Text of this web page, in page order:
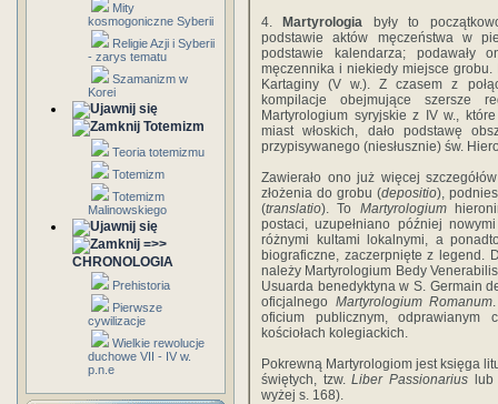
Mity
kosmogoniczne Syberii
Religie Azji i Syberii
- zarys tematu
Szamanizm w
Korei
Totemizm
Teoria totemizmu
Totemizm
Totemizm
Malinowskiego
=>>
CHRONOLOGIA
Prehistoria
Pierwsze
cywilizacje
Wielkie rewolucje
duchowe VII - IV w.
p.n.e
4.
Martyrologia były to
podstawie aktów męczeństwa w
podstawie kalendarza;
męczennika i niekiedy miejsce
Kartaginy (V w.). Z czasem z
kompilacje obejmujące szersze
Martyrologium syryjskie z IV w.,
miast włoskich, dało podstawę
przypisywanego (niesłusznie) św.
Zawierało ono już więcej
złożenia do grobu (depositio),
(translatio). To Martyrologium
postaci, uzupełniano później
różnymi kultami lokalnymi, a
biograficzne, zaczerpnięte z legend.
należy Martyrologium Bedy
Usuarda benedyktyna w S. Germain
oficjalnego Martyrologium Romanum
oficium publicznym,
kościołach kolegiackich.
Pokrewną Martyrologiom jest księga
świętych, tzw.Liber Passionarius
wyżej s. 168).